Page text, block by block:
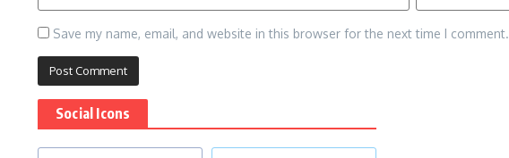
Save my name, email, and website in this browser for the next time I comment.
Social Icons